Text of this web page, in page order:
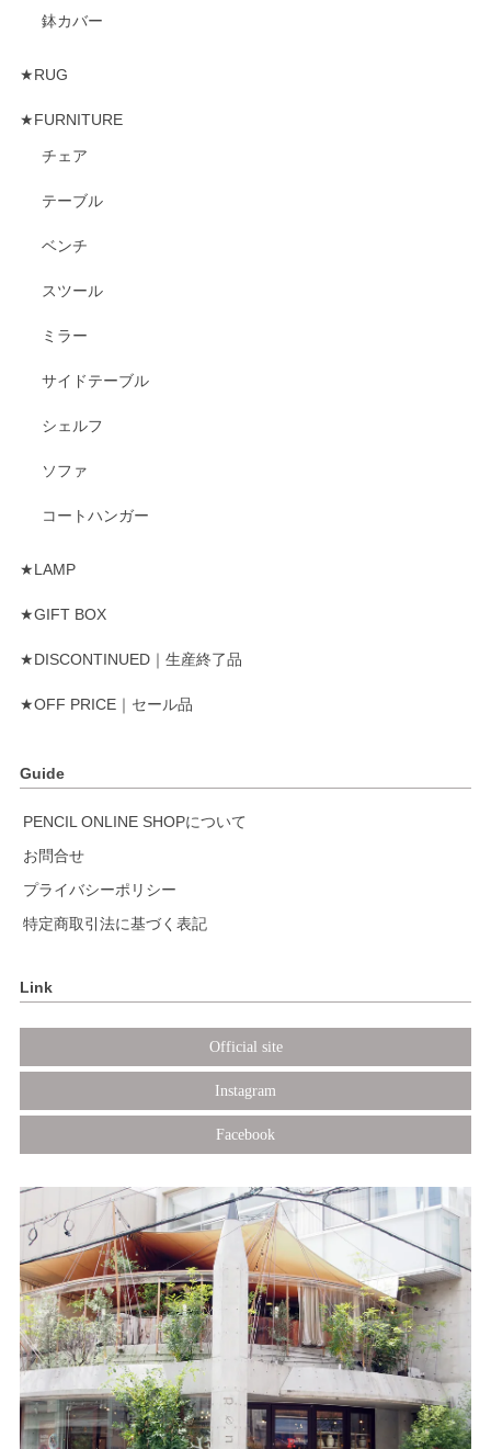
鉢カバー
★RUG
★FURNITURE
チェア
テーブル
ベンチ
スツール
ミラー
サイドテーブル
シェルフ
ソファ
コートハンガー
★LAMP
★GIFT BOX
★DISCONTINUED｜生産終了品
★OFF PRICE｜セール品
Guide
PENCIL ONLINE SHOPについて
お問合せ
プライバシーポリシー
特定商取引法に基づく表記
Link
Official site
Instagram
Facebook